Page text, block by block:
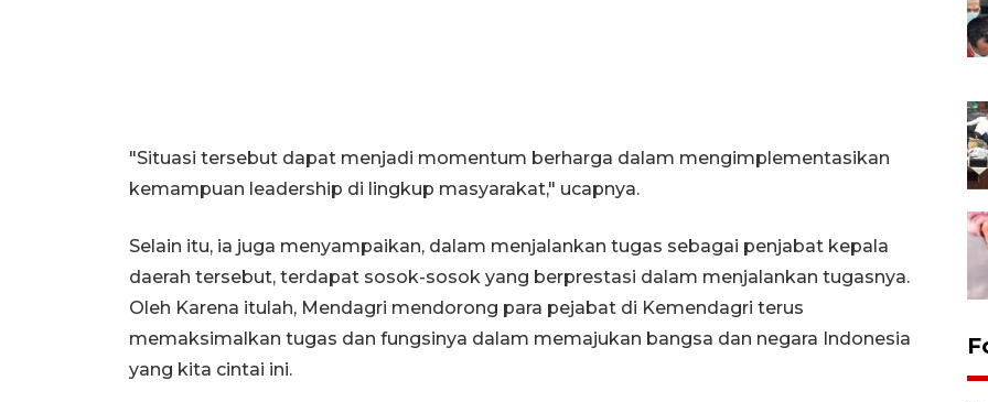
"Situasi tersebut dapat menjadi momentum berharga dalam mengimplementasikan
kemampuan leadership di lingkup masyarakat," ucapnya.
Selain itu, ia juga menyampaikan, dalam menjalankan tugas sebagai penjabat kepala
daerah tersebut, terdapat sosok-sosok yang berprestasi dalam menjalankan tugasnya.
Oleh Karena itulah, Mendagri mendorong para pejabat di Kemendagri terus
memaksimalkan tugas dan fungsinya dalam memajukan bangsa dan negara Indonesia
yang kita cintai ini.